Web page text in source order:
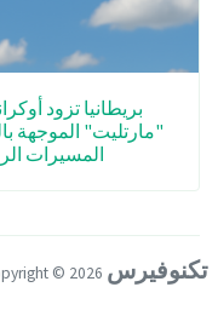
بريطانيا تزود
"مارتليت" الموجهة
المسيرات
تكنوفيرس 2026 كل الحقوق محفوظة